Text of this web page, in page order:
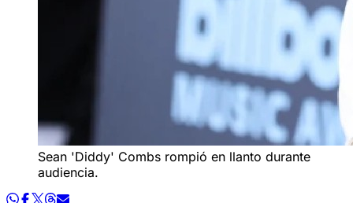
Sean 'Diddy' Combs rompió en llanto durante
audiencia.